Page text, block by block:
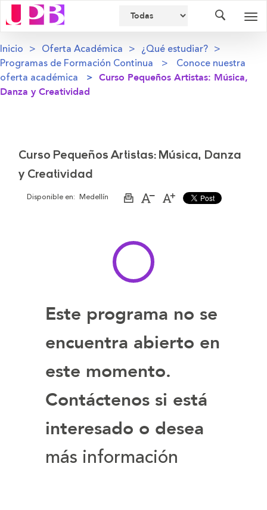
Inicio Oferta Académica
¿Qué estudiar?
Programas de Formación Continua
Conoce nuestra
oferta académica
Curso Pequeños Artistas: Música,
Danza y Creatividad
Curso Pequeños Artistas: Música, Danza
y Creatividad
Disponible en: Medellín
ImprimirAumentarDisminuir
Este programa no se
encuentra abierto en
este momento.
Contáctenos si está
interesado o desea
más información